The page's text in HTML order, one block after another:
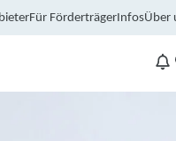
Für FörderträgerInfosÜber